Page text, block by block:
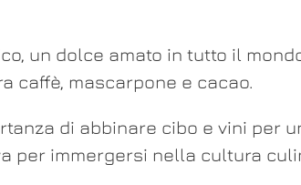
un dolce amato in tutto il
caffè, mascarpone e cacao.
di abbinare cibo e vini per
per immergersi nella cultura